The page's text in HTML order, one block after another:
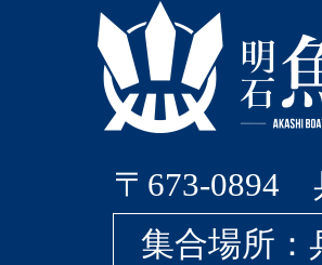
〒673-0894
集合場所：